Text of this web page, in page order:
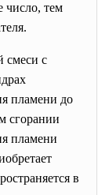
число, тем
смеси с
пламени до
сгорании
пламени
в